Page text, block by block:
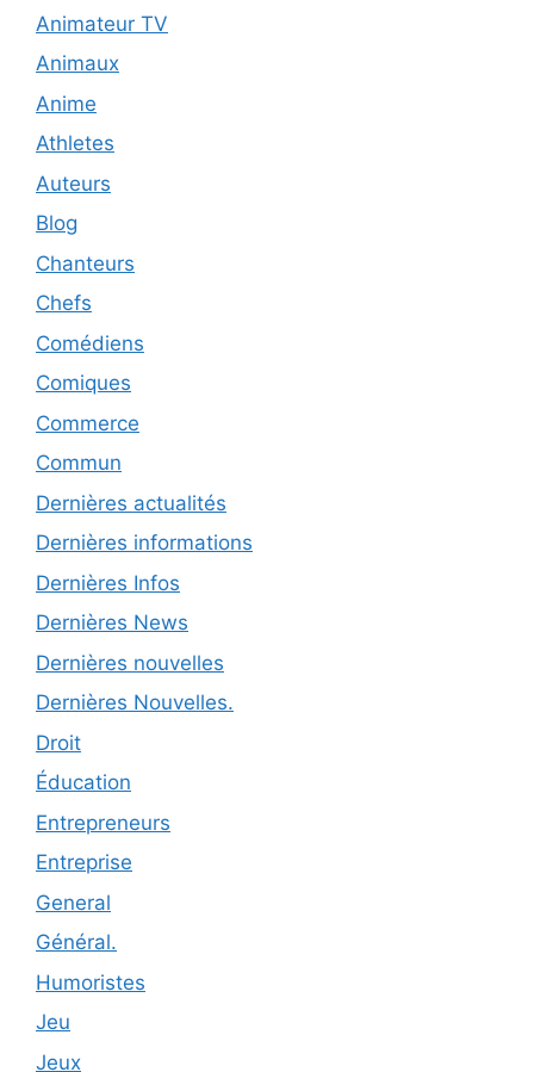
Animateur TV
Animaux
Anime
Athletes
Auteurs
Blog
Chanteurs
Chefs
Comédiens
Comiques
Commerce
Commun
Dernières actualités
Dernières informations
Dernières Infos
Dernières News
Dernières nouvelles
Dernières Nouvelles.
Droit
Éducation
Entrepreneurs
Entreprise
General
Général.
Humoristes
Jeu
Jeux